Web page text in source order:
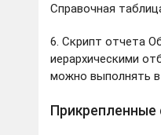
Справочная
6. Скрипт отчета
иерархическими
можно выполнять